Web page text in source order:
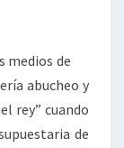
medios de
abucheo y
rey” cuando
de